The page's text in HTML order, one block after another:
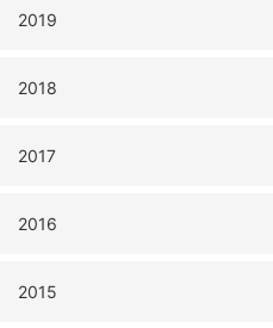
2019
2018
2017
2016
2015